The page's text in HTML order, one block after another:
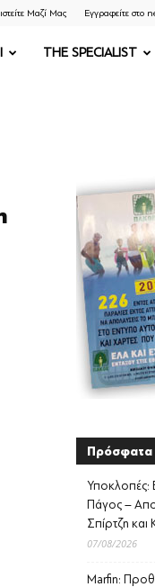
Μαζί Μας Εγγραφείτε στο
THE SPECIALIST
Πρόσφατα
Υποκλοπές:
Πάγος –
Σπίρτζη και
07/08/2026
Marfin: